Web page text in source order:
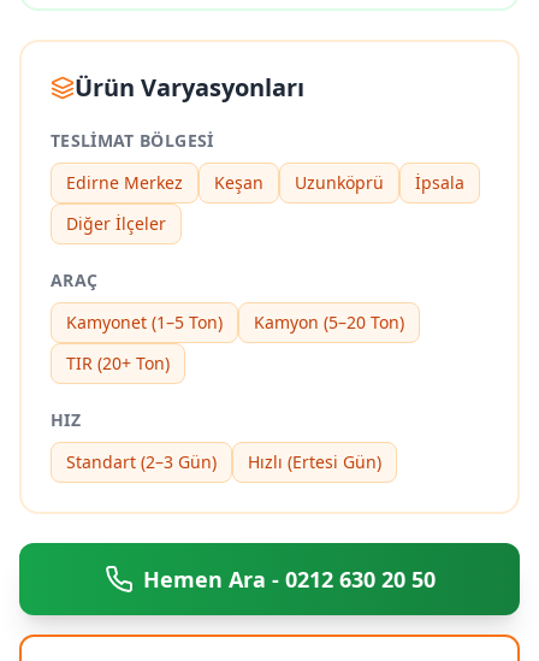
Ürün Varyasyonları
TESLIMAT BÖLGESI
Edirne Merkez
Keşan Uzunköprü
İpsala
Diğer İlçeler
ARAÇ
Kamyonet (1–5 Ton)
Kamyon (5–20 Ton)
TIR (20+ Ton)
HIZ
Standart (2–3 Gün)
Hızlı (Ertesi Gün)
Hemen Ara - 0212 630 20 50